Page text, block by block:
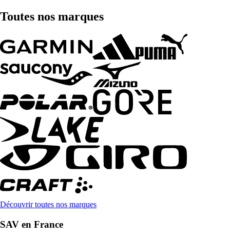
Toutes nos marques
Découvrir toutes nos marques
SAV en France